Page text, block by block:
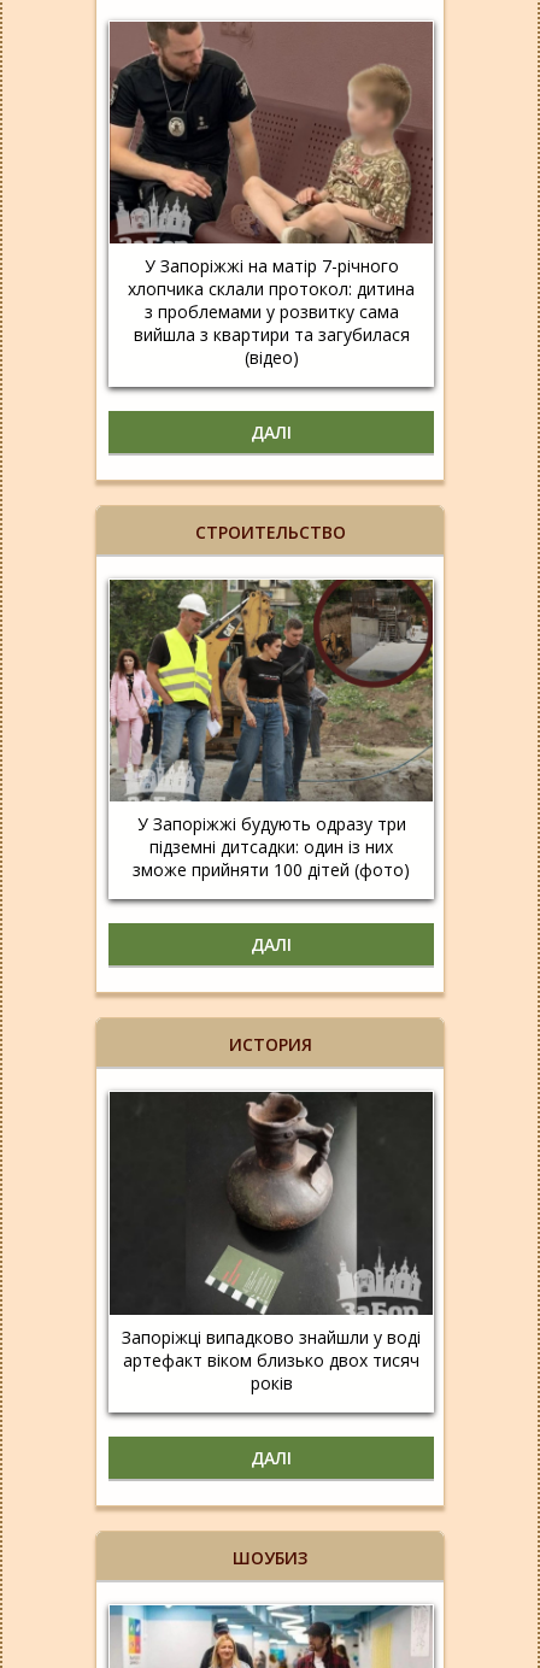
У Запоріжжі на матір 7-річного
хлопчика склали протокол: дитина
з проблемами у розвитку сама
вийшла з квартири та загубилася
(відео)
ДАЛІ
СТРОИТЕЛЬСТВО
У Запоріжжі будують одразу три
підземні дитсадки: один із них
зможе прийняти 100 дітей (фото)
ДАЛІ
ИСТОРИЯ
Запоріжці випадково знайшли у воді
артефакт віком близько двох тисяч
років
ДАЛІ
ШОУБИЗ